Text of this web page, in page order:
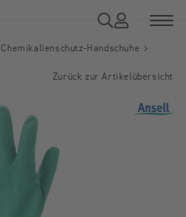
Chemikalienschutz-Handschuhe
Zurück zur Artikelübersicht